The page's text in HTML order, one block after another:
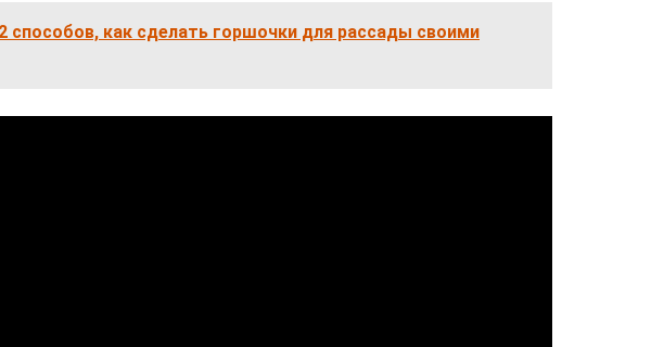
способов, как сделать горшочки для рассады своими